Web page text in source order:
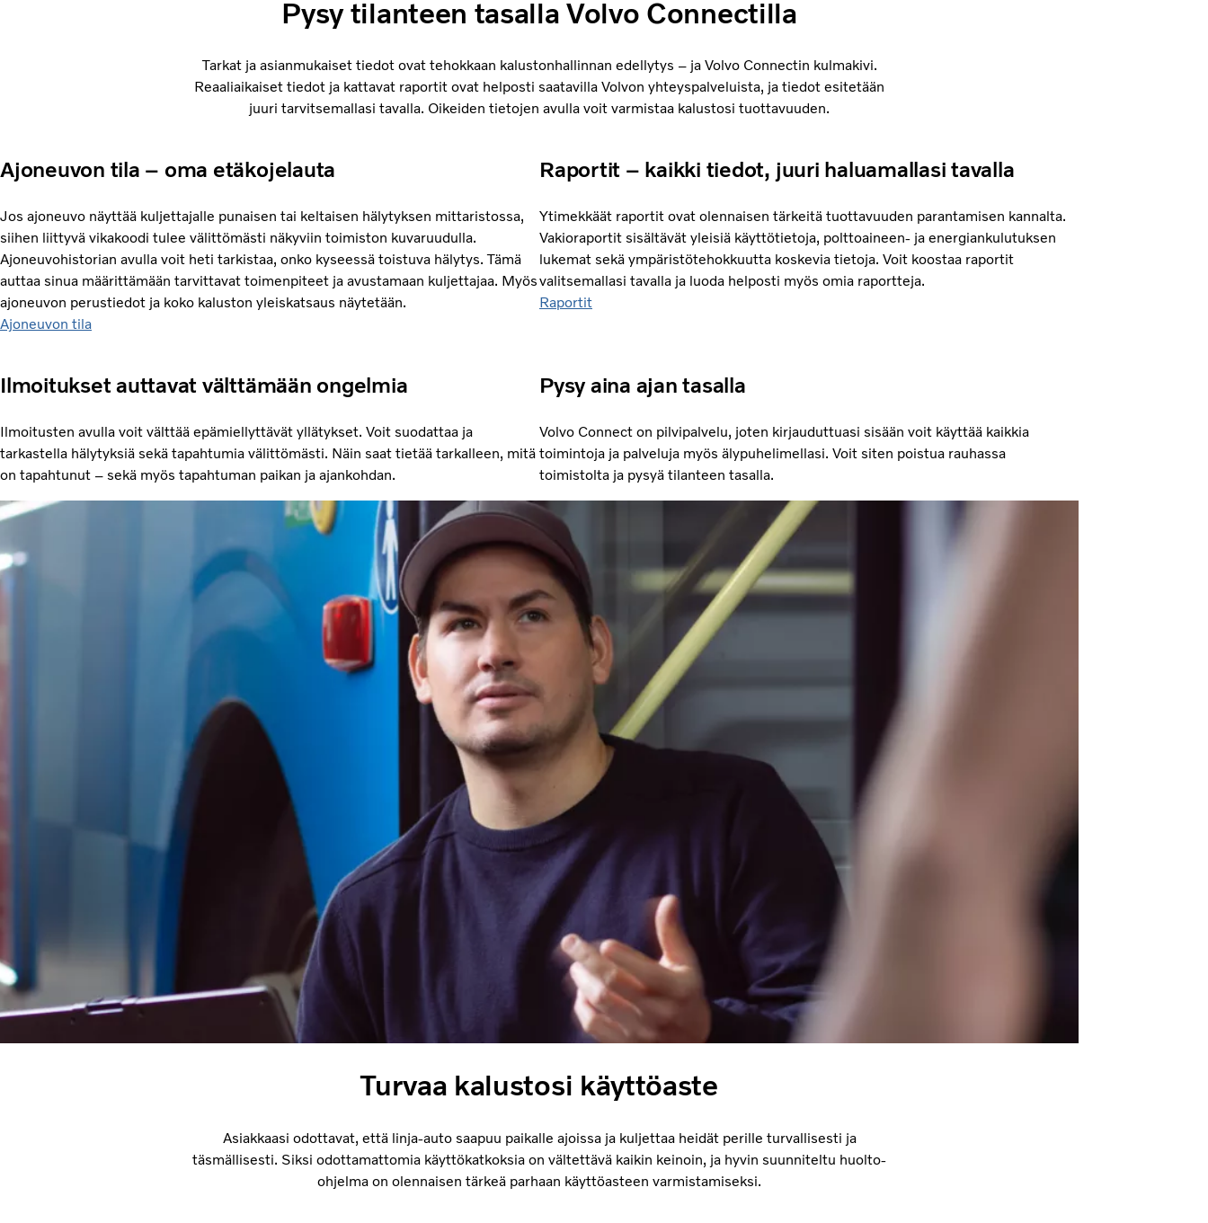
Pysy tilanteen tasalla Volvo Connectilla
Tarkat ja asianmukaiset tiedot ovat tehokkaan kalustonhallinnan edellytys – ja Volvo Connectin kulmakivi.
Reaaliaikaiset tiedot ja kattavat raportit ovat helposti saatavilla Volvon yhteyspalveluista, ja tiedot esitetään
juuri tarvitsemallasi tavalla. Oikeiden tietojen avulla voit varmistaa kalustosi tuottavuuden.
Ajoneuvon tila – oma etäkojelauta
Jos ajoneuvo näyttää kuljettajalle punaisen tai keltaisen hälytyksen mittaristossa,
siihen liittyvä vikakoodi tulee välittömästi näkyviin toimiston kuvaruudulla.
Ajoneuvohistorian avulla voit heti tarkistaa, onko kyseessä toistuva hälytys. Tämä
auttaa sinua määrittämään tarvittavat toimenpiteet ja avustamaan kuljettajaa. Myös
ajoneuvon perustiedot ja koko kaluston yleiskatsaus näytetään.
Ajoneuvon tila
Raportit – kaikki tiedot, juuri haluamallasi tavalla
Ytimekkäät raportit ovat olennaisen tärkeitä tuottavuuden parantamisen kannalta.
Vakioraportit sisältävät yleisiä käyttötietoja, polttoaineen- ja energiankulutuksen
lukemat sekä ympäristötehokkuutta koskevia tietoja. Voit koostaa raportit
valitsemallasi tavalla ja luoda helposti myös omia raportteja.
Raportit
Ilmoitukset auttavat välttämään ongelmia
Ilmoitusten avulla voit välttää epämiellyttävät yllätykset. Voit suodattaa ja
tarkastella hälytyksiä sekä tapahtumia välittömästi. Näin saat tietää tarkalleen, mitä
on tapahtunut – sekä myös tapahtuman paikan ja ajankohdan.
Pysy aina ajan tasalla
Volvo Connect on pilvipalvelu, joten kirjauduttuasi sisään voit käyttää kaikkia
toimintoja ja palveluja myös älypuhelimellasi. Voit siten poistua rauhassa
toimistolta ja pysyä tilanteen tasalla.
Turvaa kalustosi käyttöaste
Asiakkaasi odottavat, että linja-auto saapuu paikalle ajoissa ja kuljettaa heidät perille turvallisesti ja
täsmällisesti. Siksi odottamattomia käyttökatkoksia on vältettävä kaikin keinoin, ja hyvin suunniteltu huolto-
ohjelma on olennaisen tärkeä parhaan käyttöasteen varmistamiseksi.